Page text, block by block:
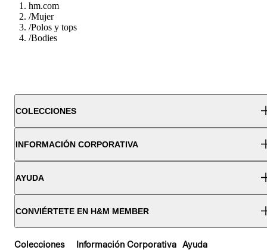
hm.com
/Mujer
/Polos y tops
/Bodies
COLECCIONES
INFORMACIÓN CORPORATIVA
AYUDA
CONVIÉRTETE EN H&M MEMBER
Colecciones Información Corporativa Ayuda